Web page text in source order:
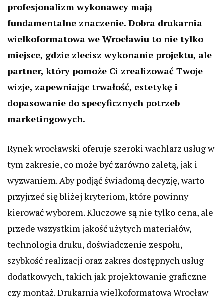
profesjonalizm wykonawcy mają
fundamentalne znaczenie. Dobra drukarnia
wielkoformatowa we Wrocławiu to nie tylko
miejsce, gdzie zlecisz wykonanie projektu, ale
partner, który pomoże Ci zrealizować Twoje
wizje, zapewniając trwałość, estetykę i
dopasowanie do specyficznych potrzeb
marketingowych.
Rynek wrocławski oferuje szeroki wachlarz usług w
tym zakresie, co może być zarówno zaletą, jak i
wyzwaniem. Aby podjąć świadomą decyzję, warto
przyjrzeć się bliżej kryteriom, które powinny
kierować wyborem. Kluczowe są nie tylko cena, ale
przede wszystkim jakość użytych materiałów,
technologia druku, doświadczenie zespołu,
szybkość realizacji oraz zakres dostępnych usług
dodatkowych, takich jak projektowanie graficzne
czy montaż. Drukarnia wielkoformatowa Wrocław